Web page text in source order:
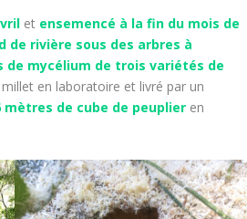
et ensemencé à la fin du mois de
de rivière sous des arbres à
de mycélium de trois variétés de
en laboratoire et livré par un
mètres de cube de peuplier en